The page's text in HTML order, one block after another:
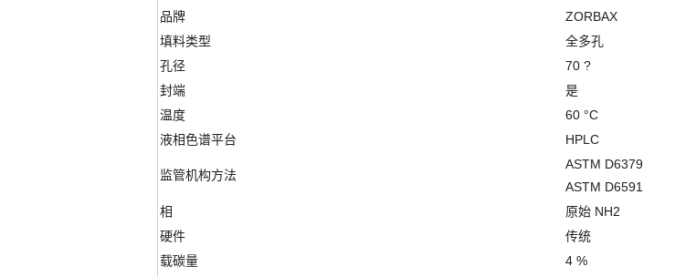
品牌
ZORBAX
填料类型
全多孔
孔径
70 ?
封端
是
温度
60 °C
液相色谱平台
HPLC
监管机构方法
ASTM D6379
ASTM D6591
相
原始 NH2
硬件
传统
载碳量
4 %